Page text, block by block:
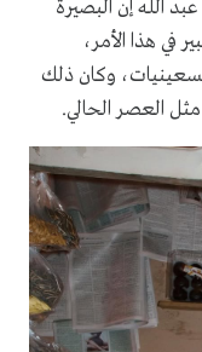
الله إن البصيرة
في هذا الأمر،
وكان ذلك
العصر الحالي.